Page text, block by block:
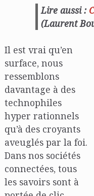
Lire aussi :
(Laurent
Il est vrai qu’en
surface, nous
ressemblons
davantage à des
technophiles
hyper rationnels
qu’à des croyants
aveuglés par la foi.
Dans nos sociétés
connectées, tous
les savoirs sont à